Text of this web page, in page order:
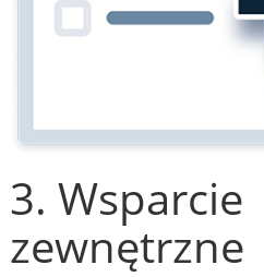
3. Wsparcie
zewnętrzne